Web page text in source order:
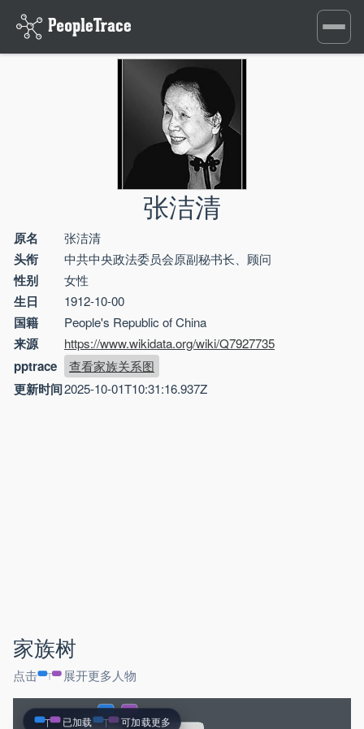
Toggle
张洁清
原名 张洁清
头衔 中共中央政法委员会原副秘书长、顾问
性别 女性
生日 1912-10-00
国籍 People's Republic of China
来源 https://www.wikidata.org/wiki/Q7927735
pptrace 查看家族关系图
更新时间2025-10-01T10:31:16.937Z
家族树
点击 展开更多人物
已加载 可加载更多